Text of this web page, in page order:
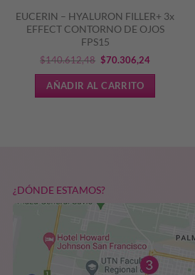
EUCERIN – HYALURON FILLER+ 3x
EFFECT CONTORNO DE OJOS
FPS15
$140.612,48 El
precio
$70.306,24El
precio
AÑADIR AL CARRITO
¿DÓNDE ESTAMOS?